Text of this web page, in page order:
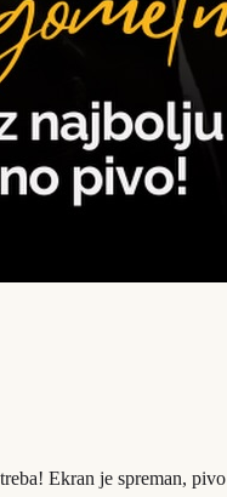
Ekran je spreman,